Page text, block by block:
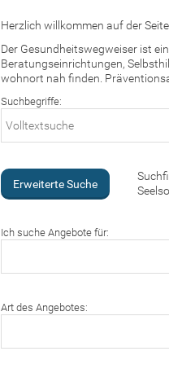
Herzlich willkommen auf der
Der Gesundheitswegweiser ist
Beratungseinrichtungen,
wohnort nah finden.
Suchbegriffe:
Erweiterte Suche
Ich suche Angebote für:
Art des Angebotes: